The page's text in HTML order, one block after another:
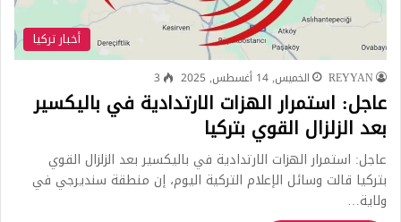
أخبار تركيا
REYYAN الخميس, 14 أغسطس, 2025 3
عاجل: استمرار الهزات الارتدادية في باليكسير
بعد الزلزال القوي بتركيا
عاجل: استمرار الهزات الارتدادية في باليكسير بعد الزلزال القوي
بتركيا قالت وسائل الإعلام التركية اليوم، إن منطقة سنديرجي في
ولاية…